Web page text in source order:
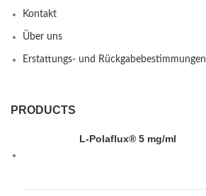
Kontakt
Über uns
Erstattungs- und Rückgabebestimmungen
PRODUCTS
L-Polaflux® 5 mg/ml